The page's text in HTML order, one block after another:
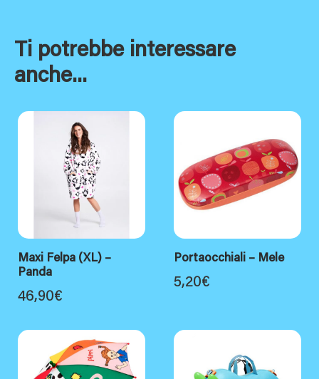
Ti potrebbe interessare
anche...
Maxi Felpa (XL) –
Panda
46,90€
Portaocchiali – Mele
5,20€